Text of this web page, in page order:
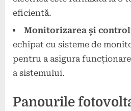
eficientă.
Monitorizarea și
echipat cu sisteme de
pentru a asigura
a sistemului.
Panourile